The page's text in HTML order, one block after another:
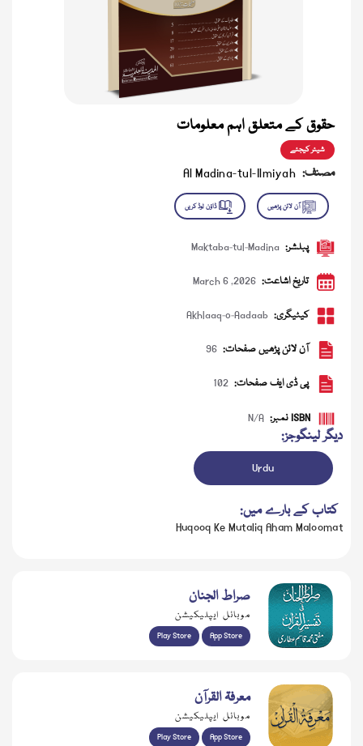
حقوق کے متعلق اہم معلومات
شیئر کیجئے
مصنف: Al Madina-tul-Ilmiyah
ڈاؤن لوڈ کریں
پبلشر: Maktaba-tul-Madina
تاریخ اشاعت: March 6 ,2026
کیٹیگری: Akhlaaq-o-Aadaab
آن لائن پڑھیں صفحات: 96
پی ڈی ایف صفحات: 102
ISBN نمبر: N/A
دیگر لینگوجز:
Urdu
کتاب کے بارے میں:
Huqooq Ke Mutaliq Aham Maloomat
صراط الجنان
موبائل ایپلیکیشن
Play Store App Store
معرفۃ القرآن
موبائل ایپلیکیشن
Play Store App Store